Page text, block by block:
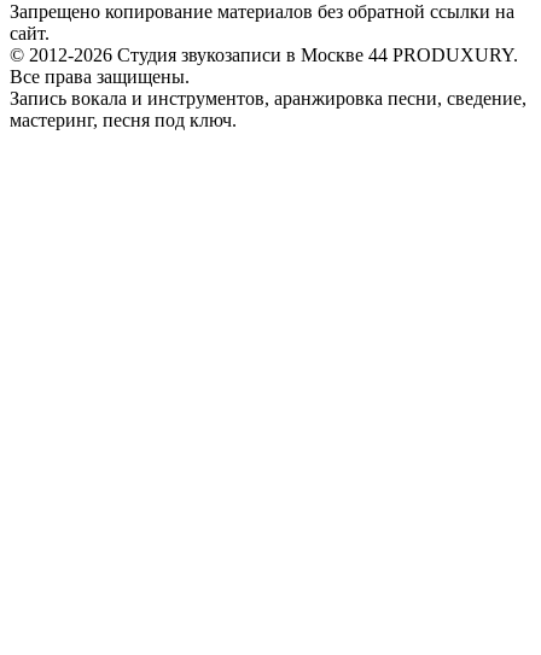
Запрещено копирование материалов без обратной ссылки на
сайт.
© 2012-2026 Студия звукозаписи в Москве 44 PRODUXURY.
Все права защищены.
Запись вокала и инструментов, аранжировка песни, сведение,
мастеринг, песня под ключ.